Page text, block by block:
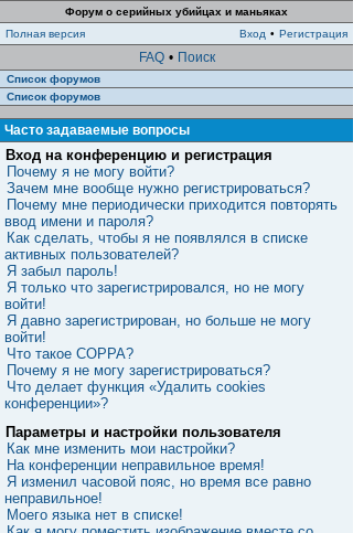
Форум о серийных убийцах и маньяках
Полная версия
Вход • Регистрация
FAQ • Поиск
Список форумов
Список форумов
Часто задаваемые вопросы
Вход на конференцию и регистрация
Почему я не могу войти?
Зачем мне вообще нужно регистрироваться?
Почему мне периодически приходится повторять
ввод имени и пароля?
Как сделать, чтобы я не появлялся в списке
активных пользователей?
Я забыл пароль!
Я только что зарегистрировался, но не могу
войти!
Я давно зарегистрирован, но больше не могу
войти!
Что такое COPPA?
Почему я не могу зарегистрироваться?
Что делает функция «Удалить cookies
конференции»?
Параметры и настройки пользователя
Как мне изменить мои настройки?
На конференции неправильное время!
Я изменил часовой пояс, но время все равно
неправильное!
Моего языка нет в списке!